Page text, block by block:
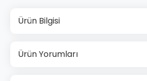
Ürün Bilgisi
Ürün Yorumları